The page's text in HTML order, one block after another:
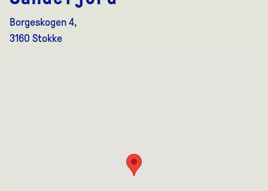
Borgeskogen 4,
3160 Stokke